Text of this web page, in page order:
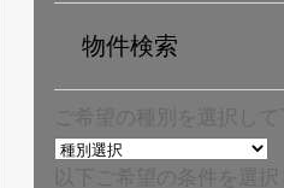
物件検索